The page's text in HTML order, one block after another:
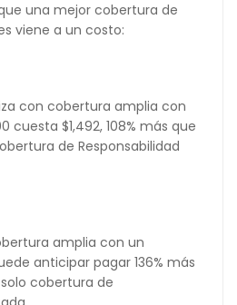
una mejor cobertura de
viene a un costo:
con cobertura amplia con
cuesta $1,492, 108% más que
de Responsabilidad
amplia con un
anticipar pagar 136% más
cobertura de